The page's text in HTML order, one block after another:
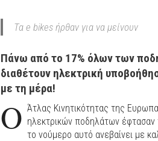
Τα e bikes ήρθαν για να μείνουν
Πάνω από το 17% όλων των
διαθέτουν ηλεκτρική
με τη μέρα!
Ο Άτλας Κινητικότητας της
ηλεκτρικών ποδηλάτων
το νούμερο αυτό ανεβαίνει με